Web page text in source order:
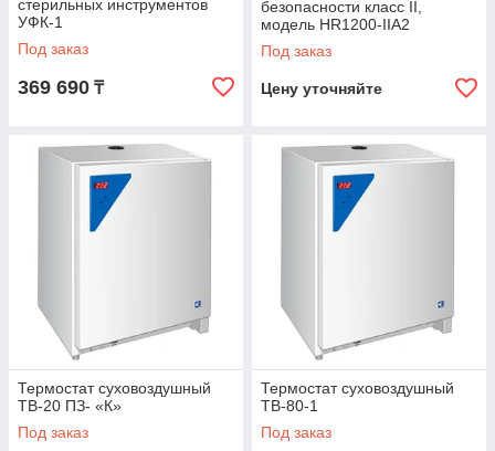
стерильных инструментов
УФК-1
Под заказ
369 690 ₸
безопасности класс II,
модель HR1200-IIA2
Под заказ
Цену уточняйте
Термостат суховоздушный
ТВ-20 ПЗ- «К»
Под заказ
Термостат суховоздушный
ТВ-80-1
Под заказ